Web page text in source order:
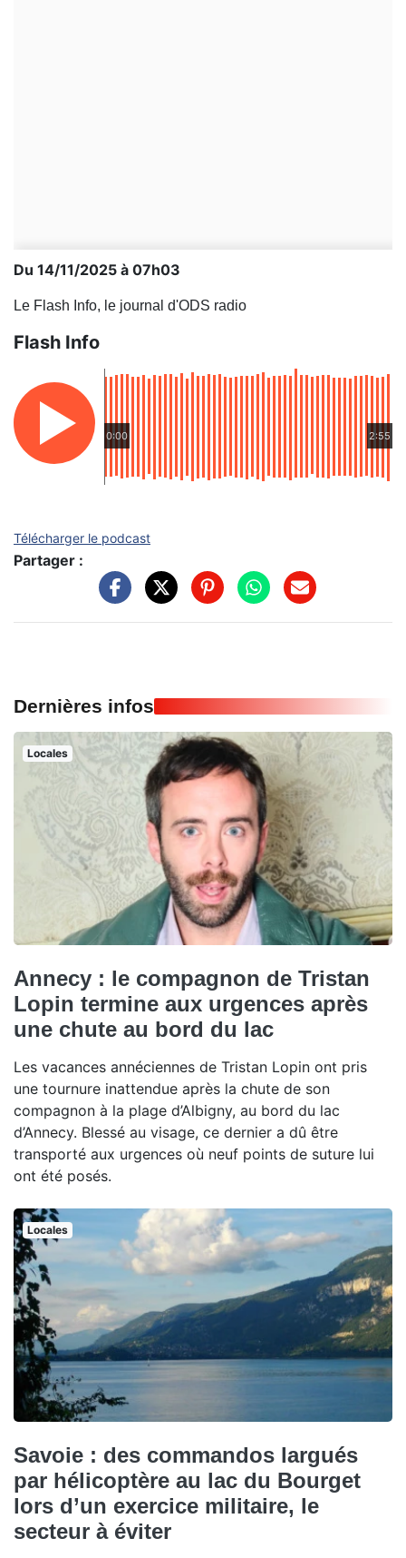
Du 14/11/2025 à 07h03
Le Flash Info, le journal d'ODS radio
Flash Info
0:00 2:55
Télécharger le podcast
Partager :
Dernières infos
Locales
Annecy : le compagnon de Tristan
Lopin termine aux urgences après
une chute au bord du lac
Les vacances annéciennes de Tristan Lopin ont pris
une tournure inattendue après la chute de son
compagnon à la plage d’Albigny, au bord du lac
d’Annecy. Blessé au visage, ce dernier a dû être
transporté aux urgences où neuf points de suture lui
ont été posés.
Locales
Savoie : des commandos largués
par hélicoptère au lac du Bourget
lors d’un exercice militaire, le
secteur à éviter